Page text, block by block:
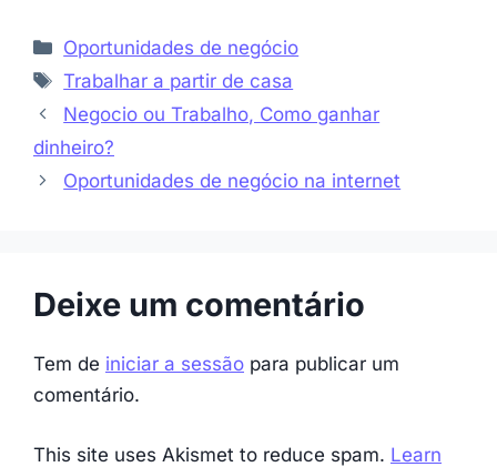
Categorias
Oportunidades de negócio
Etiquetas
Trabalhar a partir de casa
Negocio ou Trabalho, Como ganhar
dinheiro?
Oportunidades de negócio na internet
Deixe um comentário
Tem de iniciar a sessão para publicar um
comentário.
This site uses Akismet to reduce spam. Learn